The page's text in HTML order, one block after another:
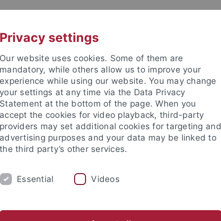
Fakultät
FORSCHUNG
Privacy settings
Our website uses cookies. Some of them are
mandatory, while others allow us to improve your
experience while using our website. You may change
your settings at any time via the Data Privacy
Statement at the bottom of the page. When you
accept the cookies for video playback, third-party
providers may set additional cookies for targeting and
advertising purposes and your data may be linked to
the third party’s other services.
Essential Videos